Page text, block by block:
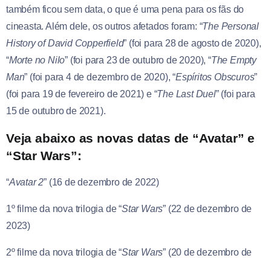
também ficou sem data, o que é uma pena para os fãs do
cineasta. Além dele, os outros afetados foram: “The Personal
History of David Copperfield” (foi para 28 de agosto de 2020),
“Morte no Nilo” (foi para 23 de outubro de 2020), “The Empty
Man” (foi para 4 de dezembro de 2020), “Espíritos Obscuros”
(foi para 19 de fevereiro de 2021) e “The Last Duel” (foi para
15 de outubro de 2021).
Veja abaixo as novas datas de “Avatar” e
“Star Wars”:
“Avatar 2” (16 de dezembro de 2022)
1º filme da nova trilogia de “Star Wars” (22 de dezembro de
2023)
2º filme da nova trilogia de “Star Wars” (20 de dezembro de